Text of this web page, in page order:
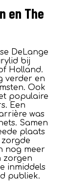
en The
DeLange
bij
Holland.
verder en
Ook
populaire
Een
was
Samen
plaats
zorgde
nog meer
zorgen
inmiddels
publiek.